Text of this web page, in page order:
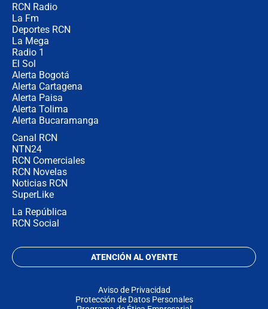
RCN Radio
La Fm
Deportes RCN
La Mega
Radio 1
El Sol
Alerta Bogotá
Alerta Cartagena
Alerta Paisa
Alerta Tolima
Alerta Bucaramanga
Canal RCN
NTN24
RCN Comerciales
RCN Novelas
Noticias RCN
SuperLike
La República
RCN Social
ATENCIÓN AL OYENTE
Aviso de Privacidad
Protección de Datos Personales